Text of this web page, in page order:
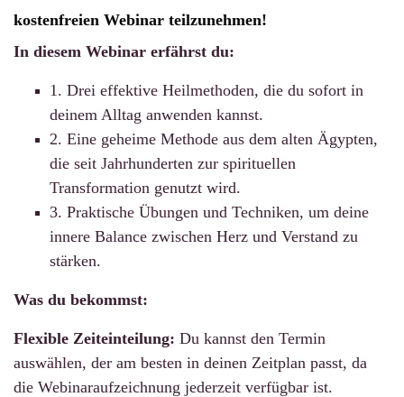
kostenfreien Webinar teilzunehmen!
In diesem Webinar erfährst du:
1. Drei effektive Heilmethoden, die du sofort in
deinem Alltag anwenden kannst.
2. Eine geheime Methode aus dem alten Ägypten,
die seit Jahrhunderten zur spirituellen
Transformation genutzt wird.
3. Praktische Übungen und Techniken, um deine
innere Balance zwischen Herz und Verstand zu
stärken.
Was du bekommst:
Flexible Zeiteinteilung: Du kannst den Termin
auswählen, der am besten in deinen Zeitplan passt, da
die Webinaraufzeichnung jederzeit verfügbar ist.